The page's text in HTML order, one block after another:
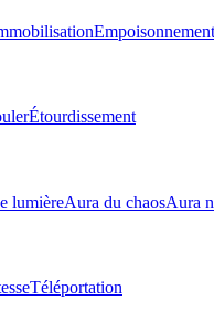
Empoisonnement
Étourdissement
lumièreAura du chaosAura
Téléportation